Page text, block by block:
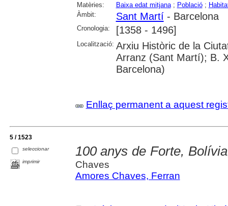
Matèries: Baixa edat mitjana; Població;
Àmbit:
Sant Martí- Barcelona
Cronologia: [1358 - 1496]
Localització: Arxiu Històric de la
Arranz (Sant Martí); B.
Barcelona)
Enllaç permanent a aquest
5 / 1523
seleccionar
imprimir
100 anys de Forte,
Chaves
Amores Chaves, Ferran